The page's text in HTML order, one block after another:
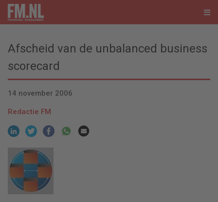
Afscheid van de unbalanced business
scorecard
14 november 2006
Redactie FM